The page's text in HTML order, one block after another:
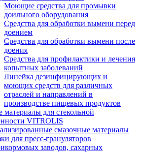
Моющие средства для промывки
доильного оборудования
Средства для обработки вымени перед
доением
Средства для обработки вымени после
доения
Средства для профилактики и лечения
копытных заболеваний
Линейка дезинфицирующих и
моющих средств для различных
отраслей и направлений в
производстве пищевых продуктов
материалы для стекольной
VITROLIS
смазочные материалы
для пресс-грануляторов
заводов, сахарных